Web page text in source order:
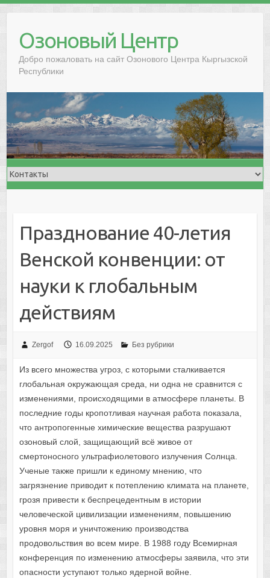
Озоновый Центр
Добро пожаловать на сайт Озонового Центра Кыргызской
Республики
Празднование 40-летия
Венской конвенции: от
науки к глобальным
действиям
Zergof 16.09.2025 Без рубрики
Из всего множества угроз, с которыми сталкивается
глобальная окружающая среда, ни одна не сравнится с
изменениями, происходящими в атмосфере планеты. В
последние годы кропотливая научная работа показала,
что антропогенные химические вещества разрушают
озоновый слой, защищающий всё живое от
смертоносного ультрафиолетового излучения Солнца.
Ученые также пришли к единому мнению, что
загрязнение приводит к потеплению климата на планете,
грозя привести к беспрецедентным в истории
человеческой цивилизации изменениям, повышению
уровня моря и уничтожению производства
продовольствия во всем мире. В 1988 году Всемирная
конференция по изменению атмосферы заявила, что эти
опасности уступают только ядерной войне.